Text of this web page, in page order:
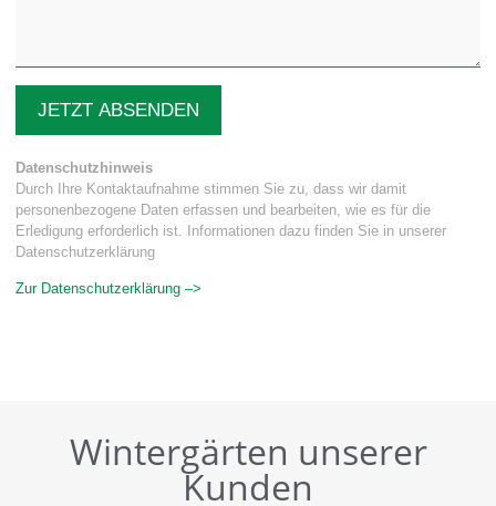
JETZT ABSENDEN
Datenschutzhinweis
Durch Ihre Kontaktaufnahme stimmen Sie zu, dass wir damit
personenbezogene Daten erfassen und bearbeiten, wie es für die
Erledigung erforderlich ist. Informationen dazu finden Sie in unserer
Datenschutzerklärung
Zur Datenschutzerklärung –>
Wintergärten unserer
Kunden